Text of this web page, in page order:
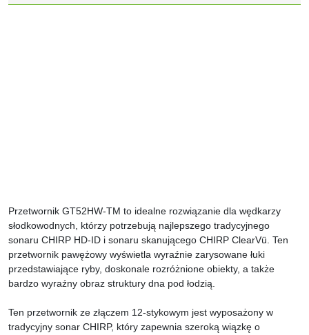
Przetwornik GT52HW-TM to idealne rozwiązanie dla wędkarzy
słodkowodnych, którzy potrzebują najlepszego tradycyjnego
sonaru CHIRP HD-ID i sonaru skanującego CHIRP ClearVü. Ten
przetwornik pawężowy wyświetla wyraźnie zarysowane łuki
przedstawiające ryby, doskonale rozróżnione obiekty, a także
bardzo wyraźny obraz struktury dna pod łodzią.
Ten przetwornik ze złączem 12-stykowym jest wyposażony w
tradycyjny sonar CHIRP, który zapewnia szeroką wiązkę o